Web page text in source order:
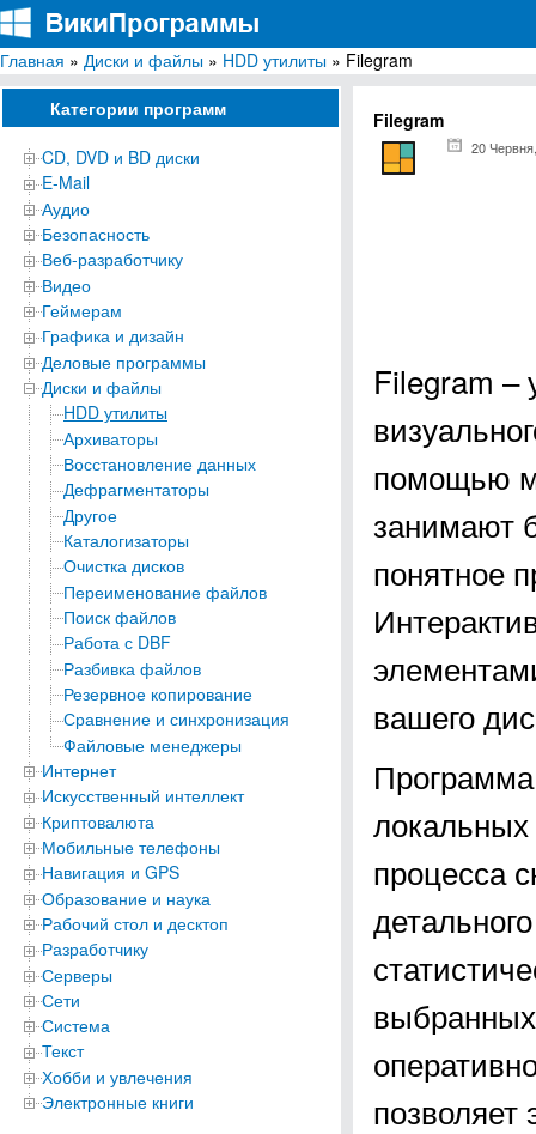
ВикиПрограммы
Энциклопедия бесплатных компьютерных программ для Windows
Главная » Диски и файлы » HDD утилиты » Filegram
Категории программ
CD, DVD и BD диски
E-Mail
Аудио
Безопасность
Веб-разработчику
Видео
Геймерам
Графика и дизайн
Деловые программы
Диски и файлы
HDD утилиты
Архиваторы
Восстановление данных
Дефрагментаторы
Другое
Каталогизаторы
Очистка дисков
Переименование файлов
Поиск файлов
Работа с DBF
Разбивка файлов
Резервное копирование
Сравнение и синхронизация
Файловые менеджеры
Интернет
Искусственный интеллект
Криптовалюта
Мобильные телефоны
Навигация и GPS
Образование и наука
Рабочий стол и десктоп
Разработчику
Серверы
Сети
Система
Текст
Хобби и увлечения
Электронные книги
Filegram
20
Filegram –
помощью
занимают
понятное
вашего
процесса